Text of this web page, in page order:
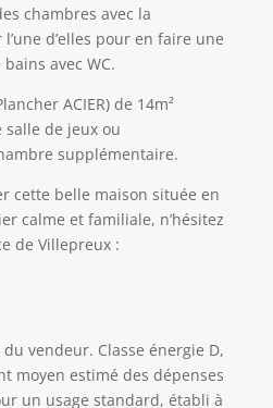
chambres avec la
d’elles pour en faire une
avec WC.
ACIER) de 14m²
de jeux ou
supplémentaire.
cette belle maison située en
calme et familiale, n’hésitez
de Villepreux :
vendeur. Classe énergie D,
moyen estimé des dépenses
un usage standard, établi à